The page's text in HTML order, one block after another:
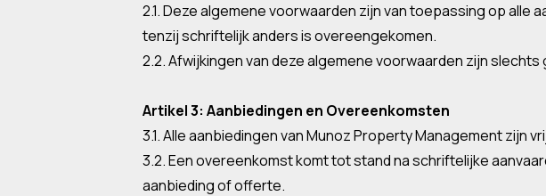
2.1. Deze algemene voorwaarden zijn van toepassing op
tenzij schriftelijk anders is overeengekomen.
2.2. Afwijkingen van deze algemene voorwaarden zijn
Artikel 3: Aanbiedingen en Overeenkomsten
3.1. Alle aanbiedingen van Munoz Property Management zijn
3.2. Een overeenkomst komt tot stand na schriftelijke
aanbieding of offerte.